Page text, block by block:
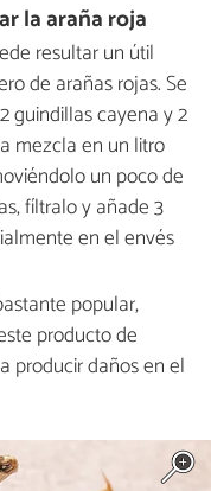
la araña roja
resultar un útil
de arañas rojas. Se
guindillas cayena y 2
mezcla en un litro
un poco de
fíltralo y añade 3
en el envés
popular,
producto de
producir daños en el